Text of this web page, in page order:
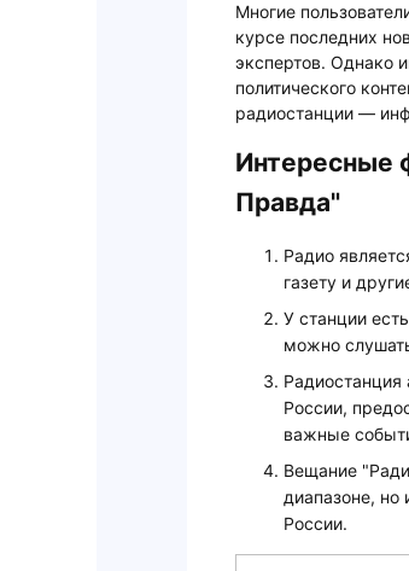
Многие
курсе последних
экспертов. Однако
политического
радиостанции —
Интересные
Правда"
Радио
газету и
У станции
можно
России,
важные
Вещание
диапазоне, но
России.